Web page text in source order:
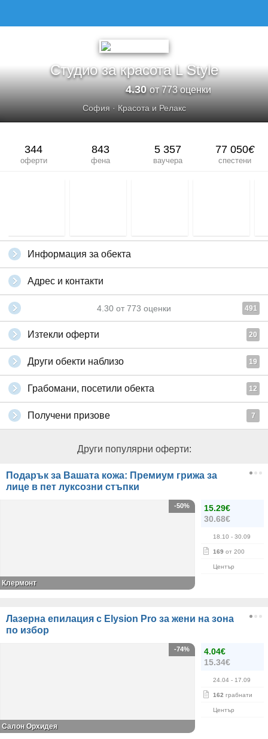
Студио за красота L Style
4.30от 773 оценки
София· Красота и Релакс
344
оферти
843
фена
5 357
ваучера
77 050€
спестени
Информация за обекта
Адрес и контакти
4.30 от 773 оценки 491
Изтекли оферти 20
Други обекти наблизо 19
Грабомани, посетили обекта 12
Получени призове 7
Други популярни оферти:
Подарък за Вашата кожа: Премиум грижа за
лице в пет луксозни стъпки
15.29€
30.68€
18.10 - 30.09
169 от 200
Център
-50%
Клермонт
Лазерна епилация с Elysion Pro за жени на зона
по избор
4.04€
15.34€
24.04 - 17.09
162 грабнати
Център
-74%
Салон Орхидея